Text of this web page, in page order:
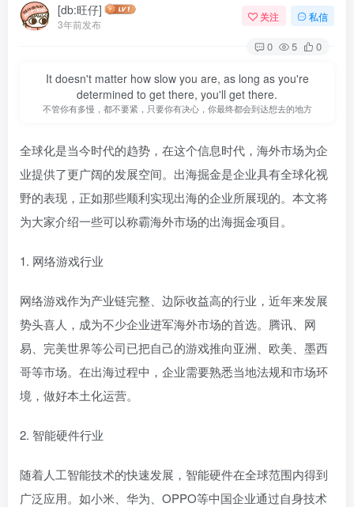
[db:旺仔]
3年前发布
关注 私信
0 5 0
It doesn't matter how slow you are, as long as you're
determined to get there, you'll get there.
不管你有多慢，都不要紧，只要你有决心，你最终都会到达想去的地方
全球化是当今时代的趋势，在这个信息时代，海外市场为企
业提供了更广阔的发展空间。出海掘金是企业具有全球化视
野的表现，正如那些顺利实现出海的企业所展现的。本文将
为大家介绍一些可以称霸海外市场的出海掘金项目。
1. 网络游戏行业
网络游戏作为产业链完整、边际收益高的行业，近年来发展
势头喜人，成为不少企业进军海外市场的首选。腾讯、网
易、完美世界等公司已把自己的游戏推向亚洲、欧美、墨西
哥等市场。在出海过程中，企业需要熟悉当地法规和市场环
境，做好本土化运营。
2. 智能硬件行业
随着人工智能技术的快速发展，智能硬件在全球范围内得到
广泛应用。如小米、华为、OPPO等中国企业通过自身技术